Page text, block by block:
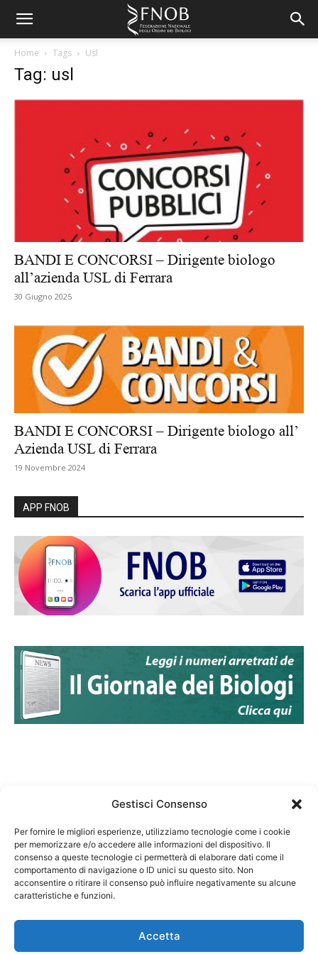
Gestisci Consenso
Per fornire le migliori esperienze, utilizziamo tecnologie come i cookie
per memorizzare e/o accedere alle informazioni del dispositivo. Il
consenso a queste tecnologie ci permetterà di elaborare dati come il
comportamento di navigazione o ID unici su questo sito. Non
acconsentire o ritirare il consenso può influire negativamente su alcune
caratteristiche e funzioni.
Accetta
Home Tags Usl
Tag: usl
BANDI E CONCORSI – Dirigente biologo
all’azienda USL di Ferrara
30 Giugno 2025
BANDI E CONCORSI – Dirigente biologo all’
Azienda USL di Ferrara
19 Novembre 2024
APP FNOB
Federazione Nazionale Degli Ordini dei Biologi:
codice fiscale 80069130583
Responsabile sito internet www.fnob.it: Vincenzo